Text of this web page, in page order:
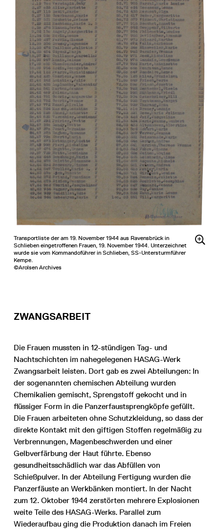
Transportliste der am 19. November 1944 aus Ravensbrück in
Schlieben eingetroffenen Frauen, 19. November 1944. Unterzeichnet
wurde sie vom Kommandoführer in Schlieben, SS-Untersturmführer
Kempe.
©Arolsen Archives
ZWANGSARBEIT
Die Frauen mussten in 12-stündigen Tag- und
Nachtschichten im nahegelegenen HASAG-Werk
Zwangsarbeit leisten. Dort gab es zwei Abteilungen: In
der sogenannten chemischen Abteilung wurden
Chemikalien gemischt, Sprengstoff gekocht und in
flüssiger Form in die Panzerfaustsprengköpfe gefüllt.
Die Frauen arbeiteten ohne Schutzkleidung, so dass der
direkte Kontakt mit den giftigen Stoffen regelmäßig zu
Verbrennungen, Magenbeschwerden und einer
Gelbverfärbung der Haut führte. Ebenso
gesundheitsschädlich war das Abfüllen von
Schießpulver. In der Abteilung Fertigung wurden die
Panzerfäuste an Werkbänken montiert. In der Nacht
zum 12. Oktober 1944 zerstörten mehrere Explosionen
weite Teile des HASAG-Werks. Parallel zum
Wiederaufbau ging die Produktion danach im Freien